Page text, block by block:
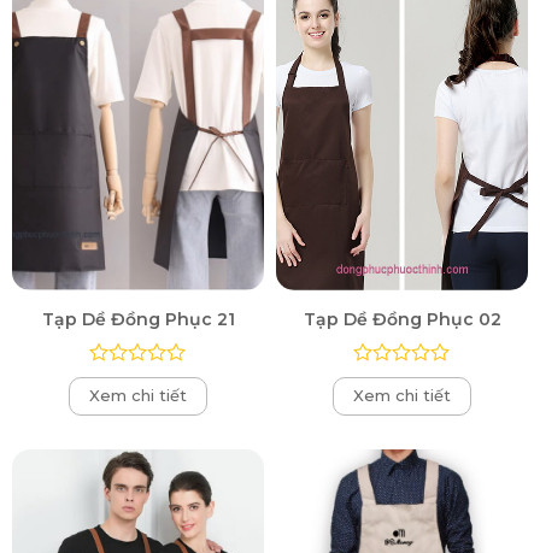
Tạp Dề Đồng Phục 21
Được
xếp
hạng
sao
Xem chi tiết
Tạp Dề Đồng Phục 02
Được
xếp
hạng
sao
Xem chi tiết